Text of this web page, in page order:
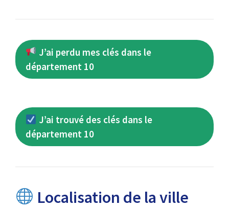
J’ai perdu mes clés dans le
département 10
J’ai trouvé des clés dans le
département 10
Localisation de la ville